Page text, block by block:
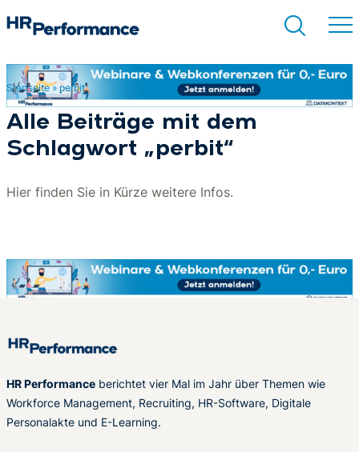
Suchen
Startseite» perbit
Alle Beiträge mit dem
Schlagwort „perbit“
Hier finden Sie in Kürze weitere Infos.
HR Performance berichtet vier Mal im Jahr über Themen wie
Workforce Management, Recruiting, HR-Software, Digitale
Personalakte und E-Learning.